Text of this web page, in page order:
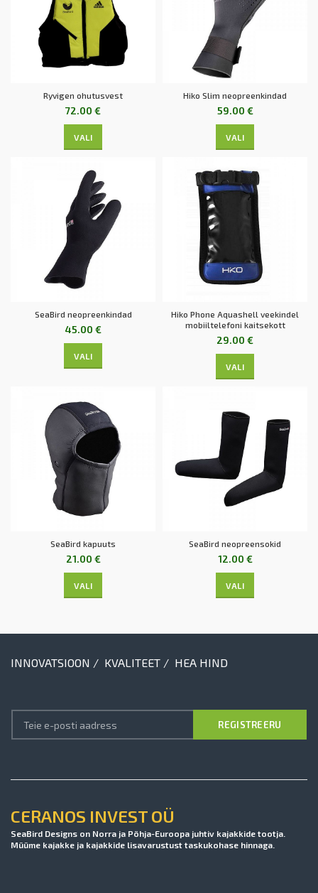
Ryvigen ohutusvest
72.00 €
VALI
Hiko Slim neopreenkindad
59.00 €
VALI
SeaBird neopreenkindad
45.00 €
VALI
Hiko Phone Aquashell veekindel
mobiiltelefoni kaitsekott
29.00 €
VALI
SeaBird kapuuts
21.00 €
VALI
SeaBird neopreensokid
12.00 €
VALI
INNOVATSIOON / KVALITEET / HEA HIND
CERANOS INVEST OÜ
SeaBird Designs on Norra ja Põhja-Euroopa juhtiv kajakkide tootja.
Müüme kajakke ja kajakkide lisavarustust taskukohase hinnaga.